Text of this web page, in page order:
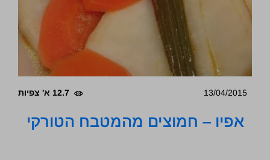
13/04/2015 12.7 א' צפיות
אפיו – חמוצים מהמטבח הטורקי